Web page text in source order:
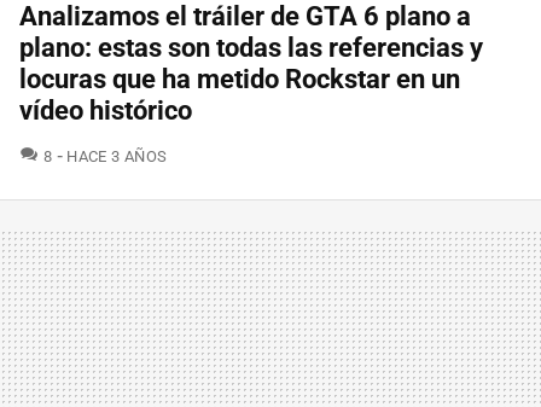
Analizamos el tráiler de GTA 6 plano a
plano: estas son todas las referencias y
locuras que ha metido Rockstar en un
vídeo histórico
8 COMENTARIOS
HACE 3 AÑOS